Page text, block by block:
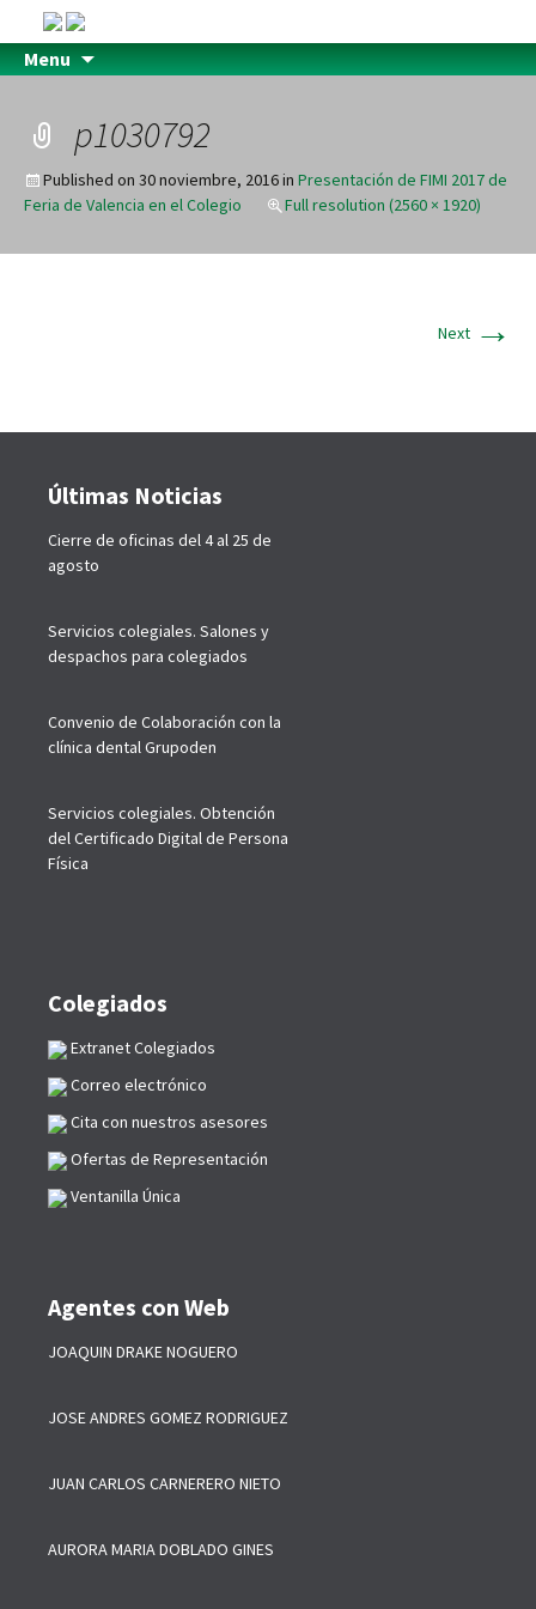
Menu
p1030792
Published on 30 noviembre, 2016in Presentación de FIMI 2017 de
Feria de Valencia en el Colegio
Full resolution (2560 × 1920)
Next →
Últimas Noticias
Cierre de oficinas del 4 al 25 de
agosto
Servicios colegiales. Salones y
despachos para colegiados
Convenio de Colaboración con la
clínica dental Grupoden
Servicios colegiales. Obtención
del Certificado Digital de Persona
Física
Colegiados
Extranet Colegiados
Correo electrónico
Cita con nuestros asesores
Ofertas de Representación
Ventanilla Única
Agentes con Web
JOAQUIN DRAKE NOGUERO
JOSE ANDRES GOMEZ RODRIGUEZ
JUAN CARLOS CARNERERO NIETO
AURORA MARIA DOBLADO GINES